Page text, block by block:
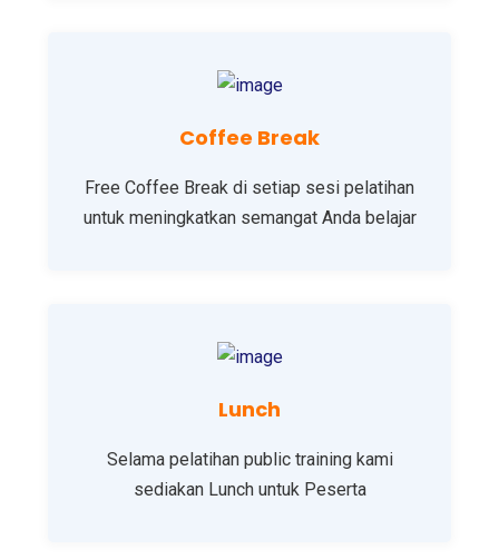
Coffee Break
Free Coffee Break di setiap sesi pelatihan
untuk meningkatkan semangat Anda belajar
Lunch
Selama pelatihan public training kami
sediakan Lunch untuk Peserta